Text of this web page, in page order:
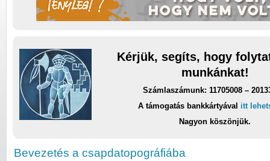
Kérjük, segíts, hogy
munkánkat!
Számlaszámunk: 11705008 –
A támogatás bankkártyával itt
Nagyon köszönjük.
Bevezetés a csapdatopográfiába